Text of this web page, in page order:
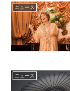
ニュース
ニュース